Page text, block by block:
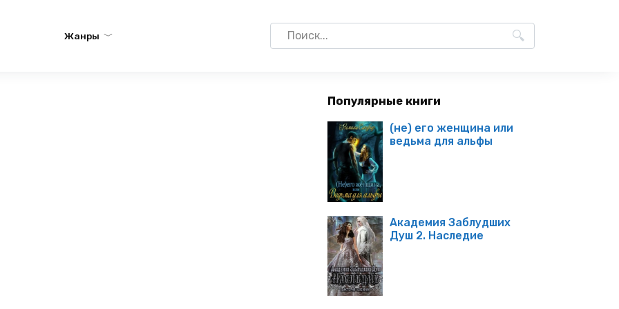
Жанры
Search
for:
Популярные книги
(не) его женщина или
ведьма для альфы
Академия Заблудших
Душ 2. Наследие